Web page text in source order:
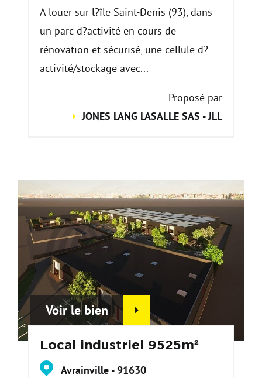
A louer sur l?île Saint-Denis (93), dans
un parc d?activité en cours de
rénovation et sécurisé, une cellule d?
activité/stockage avec...
Proposé par
JONES LANG LASALLE SAS - JLL
Voir le bien
Local industriel 9525m²
Avrainville - 91630